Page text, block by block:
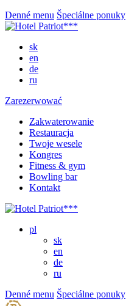
Denné menu Špeciálne ponuky
sk
en
de
ru
Zarezerwować
Zakwaterowanie
Restauracja
Twoje wesele
Kongres
Fitness & gym
Bowling bar
Kontakt
pl
sk
en
de
ru
Denné menu Špeciálne ponuky